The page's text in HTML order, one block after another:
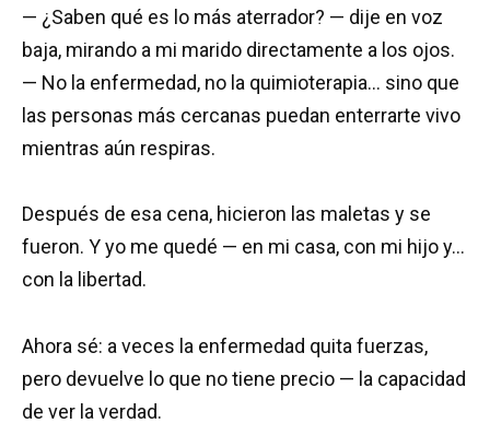
— ¿Saben qué es lo más aterrador? — dije en voz
baja, mirando a mi marido directamente a los ojos.
— No la enfermedad, no la quimioterapia… sino que
las personas más cercanas puedan enterrarte vivo
mientras aún respiras.
Después de esa cena, hicieron las maletas y se
fueron. Y yo me quedé — en mi casa, con mi hijo y…
con la libertad.
Ahora sé: a veces la enfermedad quita fuerzas,
pero devuelve lo que no tiene precio — la capacidad
de ver la verdad.